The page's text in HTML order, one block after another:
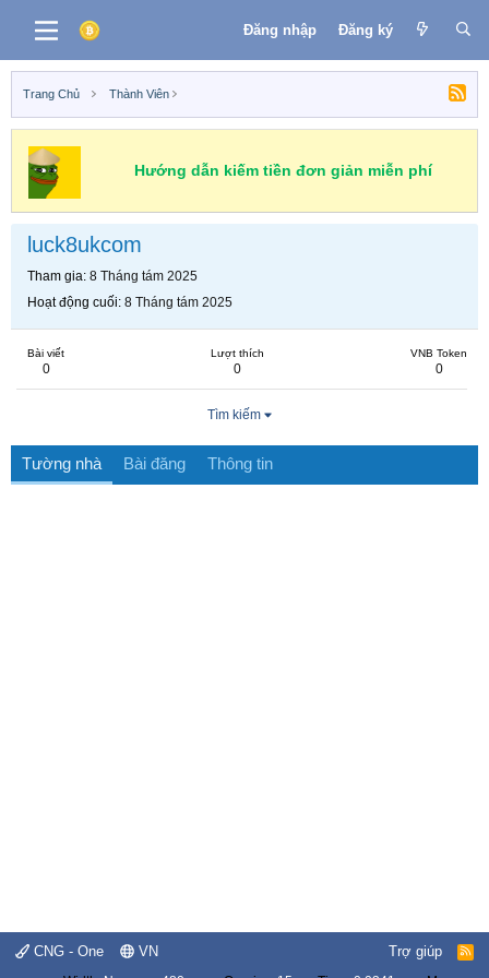
Đăng nhập Đăng ký
Trang Chủ Thành Viên
Hướng dẫn kiếm tiền đơn giản miễn phí
luck8ukcom
Tham gia 8 Tháng tám 2025
Hoạt động cuối 8 Tháng tám 2025
Bài viết
0
Lượt thích
0
VNB Token
0
Tìm kiếm
Tường nhà Bài đăng Thông tin
CNG - One VN Trợ giúp
R